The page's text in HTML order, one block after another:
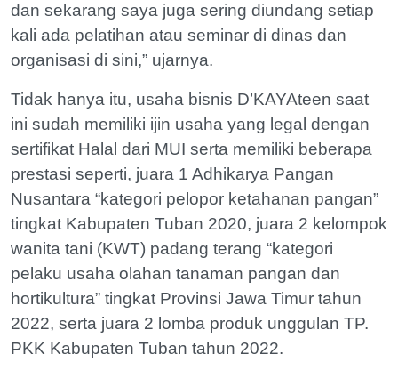
dan sekarang saya juga sering diundang setiap
kali ada pelatihan atau seminar di dinas dan
organisasi di sini,” ujarnya.
Tidak hanya itu, usaha bisnis D’KAYAteen saat
ini sudah memiliki ijin usaha yang legal dengan
sertifikat Halal dari MUI serta memiliki beberapa
prestasi seperti, juara 1 Adhikarya Pangan
Nusantara “kategori pelopor ketahanan pangan”
tingkat Kabupaten Tuban 2020, juara 2 kelompok
wanita tani (KWT) padang terang “kategori
pelaku usaha olahan tanaman pangan dan
hortikultura” tingkat Provinsi Jawa Timur tahun
2022, serta juara 2 lomba produk unggulan TP.
PKK Kabupaten Tuban tahun 2022.